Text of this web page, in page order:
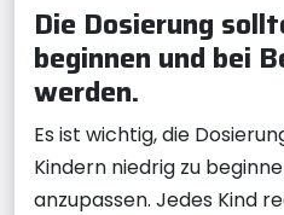
Die Dosierung
beginnen und bei
werden.
Es ist wichtig, die
Kindern niedrig zu
anzupassen. Jedes Kind